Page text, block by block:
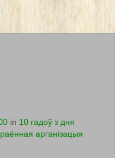
in 10 гадоў з дня
арганізацыя